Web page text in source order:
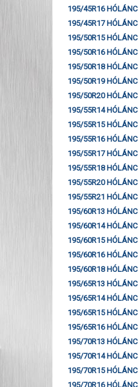
195/45R16 HÓLÁNC
195/45R17 HÓLÁNC
195/50R15 HÓLÁNC
195/50R16 HÓLÁNC
195/50R18 HÓLÁNC
195/50R19 HÓLÁNC
195/50R20 HÓLÁNC
195/55R14 HÓLÁNC
195/55R15 HÓLÁNC
195/55R16 HÓLÁNC
195/55R17 HÓLÁNC
195/55R18 HÓLÁNC
195/55R20 HÓLÁNC
195/55R21 HÓLÁNC
195/60R13 HÓLÁNC
195/60R14 HÓLÁNC
195/60R15 HÓLÁNC
195/60R16 HÓLÁNC
195/60R18 HÓLÁNC
195/65R13 HÓLÁNC
195/65R14 HÓLÁNC
195/65R15 HÓLÁNC
195/65R16 HÓLÁNC
195/70R13 HÓLÁNC
195/70R14 HÓLÁNC
195/70R15 HÓLÁNC
195/70R16 HÓLÁNC